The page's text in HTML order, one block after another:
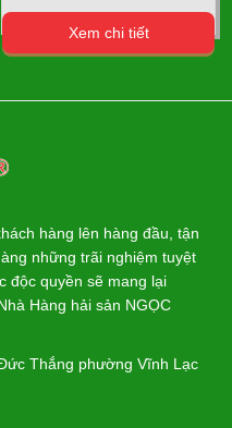
Xem chi tiết
hàng lên hàng đầu, tận
những trãi nghiệm tuyệt
độc quyền sẽ mang lại
Hàng hải sản NGỌC
Thắng phường Vĩnh Lạc